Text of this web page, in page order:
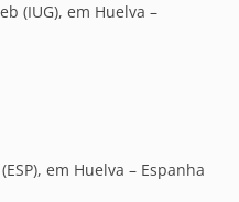
(IUG), em Huelva –
em Huelva – Espanha